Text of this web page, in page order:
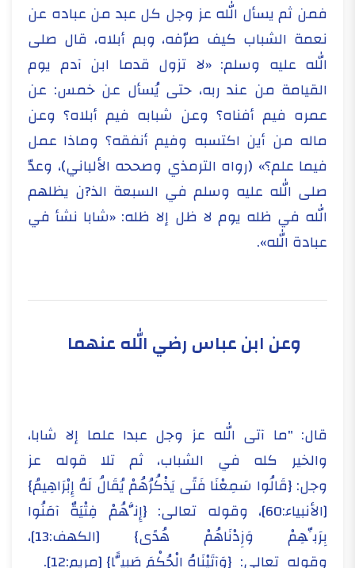
فمن ثم يسأل الله عز وجل كل عبد من عباده عن
نعمة الشباب كيف صرّفه، وبم أبلاه، قال صلى
الله عليه وسلم: «لا تزول قدما ابن آدم يوم
القيامة من عند ربه، حتى يُسأل عن خمس: عن
عمره فيم أفناه؟ وعن شبابه فيم أبلاه؟ وعن
ماله من أين اكتسبه وفيم أنفقه؟ وماذا عمل
فيما علم؟» (رواه الترمذي وصححه الألباني)، وعدّ
صلى الله عليه وسلم في السبعة الذ?ن يظلهم
الله في ظله يوم لا ظل إلا ظله: «شابا نشأ في
عبادة الله».
وعن ابن عباس رضي الله عنهما
قال: "ما آتى الله عز وجل عبدا علما إلا شابا،
والخير كله في الشباب، ثم تلا قوله عز
وجل: {قَالُوا سَمِعْنَا فَتًى يَذْكُرُهُمْ يُقَالُ لَهُ إِبْرَاهِيمُ}
[الأنبياء:60]، وقوله تعالى: {إِنَّهُمْ فِتْيَةٌ آمَنُوا
بِرَبِّهِمْ وَزِدْنَاهُمْ هُدًى} [الكهف:13]،
وقوله تعالى: {وَآتَيْنَاهُ الْحُكْمَ صَبِيًّا} [مريم:12].